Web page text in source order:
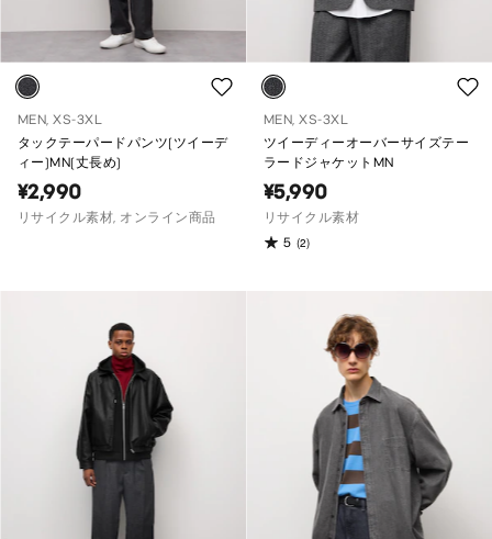
MEN, XS-3XL
タックテーパードパンツ(ツイーデ
ィー)MN(丈長め)
¥2,990
リサイクル素材, オンライン商品
MEN, XS-3XL
ツイーディーオーバーサイズテー
ラードジャケットMN
¥5,990
リサイクル素材
5 (2)